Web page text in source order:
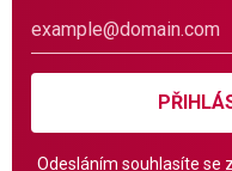
Odesláním souhlasíte se